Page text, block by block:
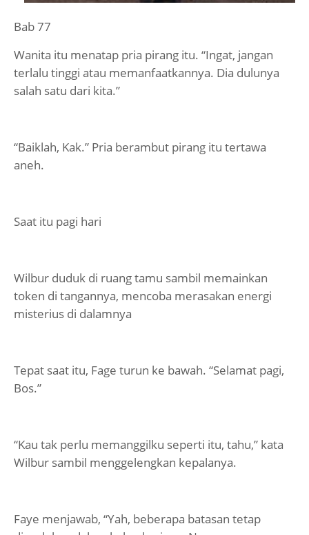
Bab 77
Wanita itu menatap pria pirang itu. “Ingat, jangan
terlalu tinggi atau memanfaatkannya. Dia dulunya
salah satu dari kita.”
“Baiklah, Kak.” Pria berambut pirang itu tertawa
aneh.
Saat itu pagi hari
Wilbur duduk di ruang tamu sambil memainkan
token di tangannya, mencoba merasakan energi
misterius di dalamnya
Tepat saat itu, Fage turun ke bawah. “Selamat pagi,
Bos.”
“Kau tak perlu memanggilku seperti itu, tahu,” kata
Wilbur sambil menggelengkan kepalanya.
Faye menjawab, “Yah, beberapa batasan tetap